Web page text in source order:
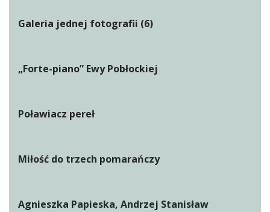
Galeria jednej fotografii (6)
„Forte-piano” Ewy Pobłockiej
Poławiacz pereł
Miłość do trzech pomarańczy
Agnieszka Papieska, Andrzej Stanisław